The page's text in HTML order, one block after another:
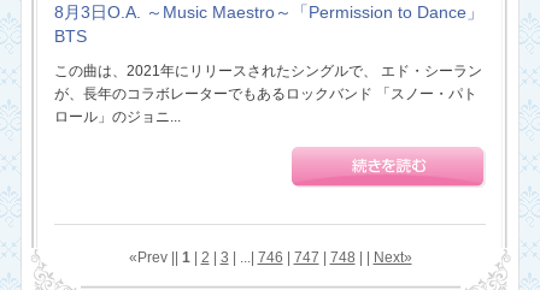
8月3日O.A. ～Music Maestro～「Permission to Dance」
BTS
この曲は、2021年にリリースされたシングルで、 エド・シーラン
が、長年のコラボレーターでもあるロックバンド 「スノー・パト
ロール」のジョニ...
«Prev || 1| 2 3 | ...| 746 747 748 Next»